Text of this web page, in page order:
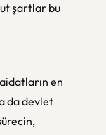
şartlar bu
en
da devlet